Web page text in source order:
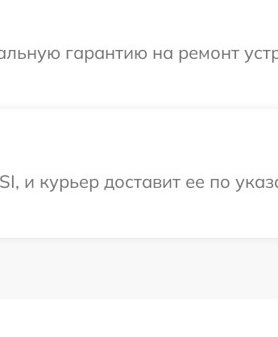
гарантию на ремонт
и курьер доставит ее по